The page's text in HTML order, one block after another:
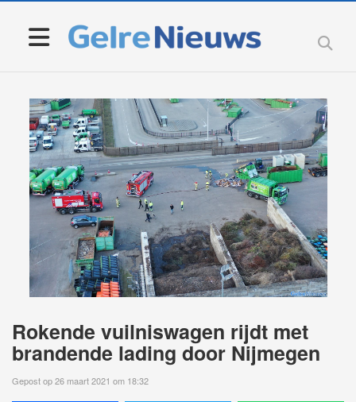
Rokende vuilniswagen rijdt met
brandende lading door Nijmegen
Gepost op 26 maart 2021 om 18:32